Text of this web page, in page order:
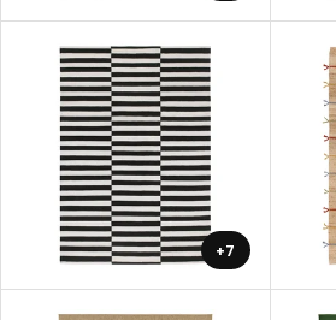
+7